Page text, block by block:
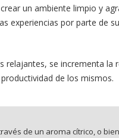
un ambiente limpio y
experiencias por parte de
se incrementa la
de los mismos.
de un aroma cítrico, o